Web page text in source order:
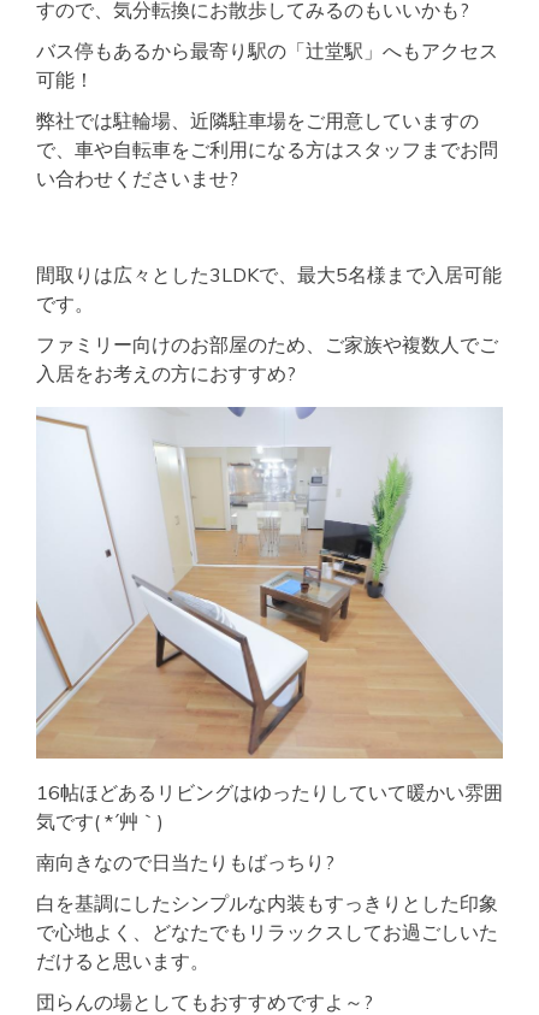
すので、気分転換にお散歩してみるのもいいかも?
バス停もあるから最寄り駅の「辻堂駅」へもアクセス
可能！
弊社では駐輪場、近隣駐車場をご用意していますの
で、車や自転車をご利用になる方はスタッフまでお問
い合わせくださいませ?
間取りは広々とした3LDKで、最大5名様まで入居可能
です。
ファミリー向けのお部屋のため、ご家族や複数人でご
入居をお考えの方におすすめ?
16帖ほどあるリビングはゆったりしていて暖かい雰囲
気です( *´艸｀)
南向きなので日当たりもばっちり?
白を基調にしたシンプルな内装もすっきりとした印象
で心地よく、どなたでもリラックスしてお過ごしいた
だけると思います。
団らんの場としてもおすすめですよ～?